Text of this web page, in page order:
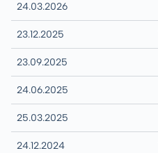
24.03.2026
23.12.2025
23.09.2025
24.06.2025
25.03.2025
24.12.2024